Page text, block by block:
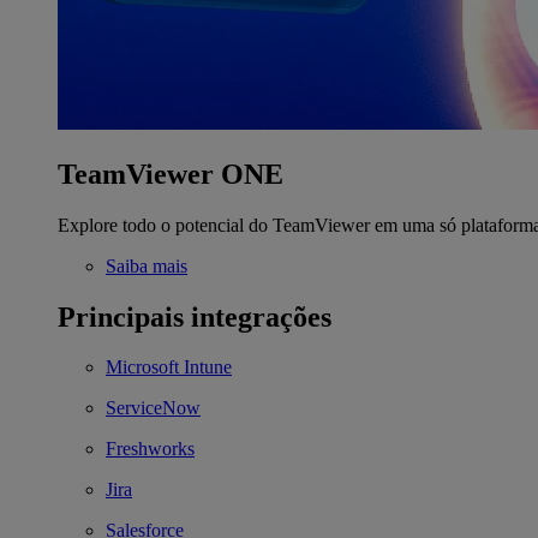
TeamViewer ONE
Explore todo o potencial do TeamViewer em uma só
Saiba mais
Principais integrações
Microsoft Intune
ServiceNow
Freshworks
Jira
Salesforce